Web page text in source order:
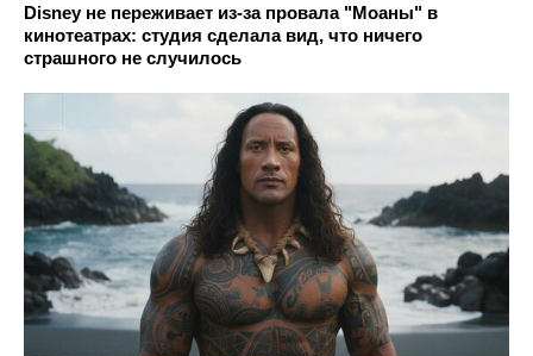
Disney не переживает из-за провала "Моаны" в
кинотеатрах: студия сделала вид, что ничего
страшного не случилось